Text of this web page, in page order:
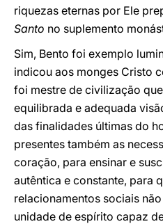
riquezas eternas por Ele
Santo no suplemento
Sim, Bento foi exemplo
indicou aos monges Cristo
foi mestre de civilização
equilibrada e adequada
das finalidades últimas do
presentes também as
coração, para ensinar e
autêntica e constante, para
relacionamentos sociais
unidade de espírito capaz